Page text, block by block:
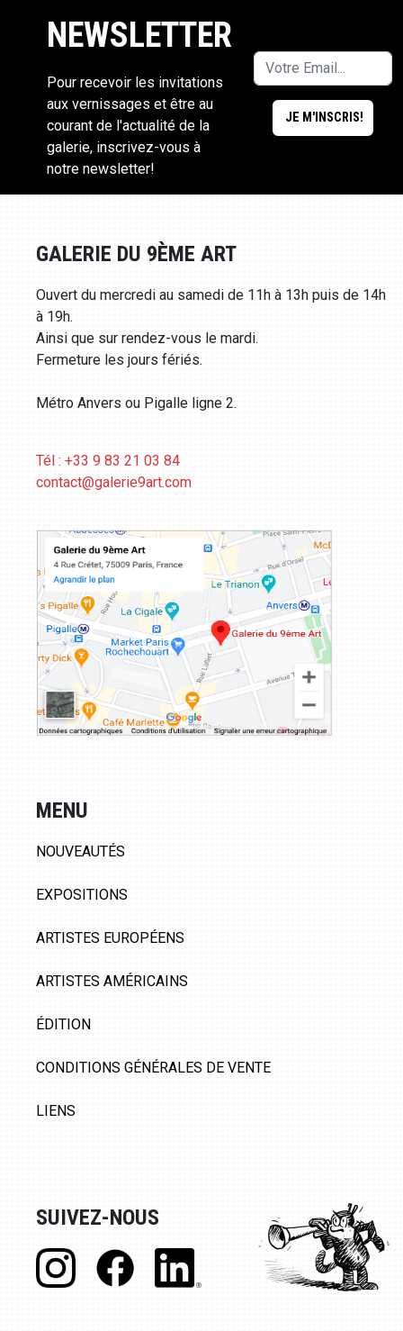
NEWSLETTER
Pour recevoir les invitations
aux vernissages et être au
courant de l'actualité de la
galerie, inscrivez-vous à
notre newsletter!
GALERIE DU 9ÈME ART
Ouvert du mercredi au samedi de 11h à 13h puis de 14h
à 19h.
Ainsi que sur rendez-vous le mardi.
Fermeture les jours fériés.
Métro Anvers ou Pigalle ligne 2.
Tél : +33 9 83 21 03 84
contact@galerie9art.com
MENU
NOUVEAUTÉS
EXPOSITIONS
ARTISTES EUROPÉENS
ARTISTES AMÉRICAINS
ÉDITION
CONDITIONS GÉNÉRALES DE VENTE
LIENS
SUIVEZ-NOUS